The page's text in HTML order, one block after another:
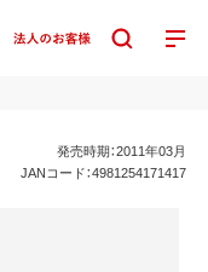
発売時期：2011年03月
JANコード：4981254171417